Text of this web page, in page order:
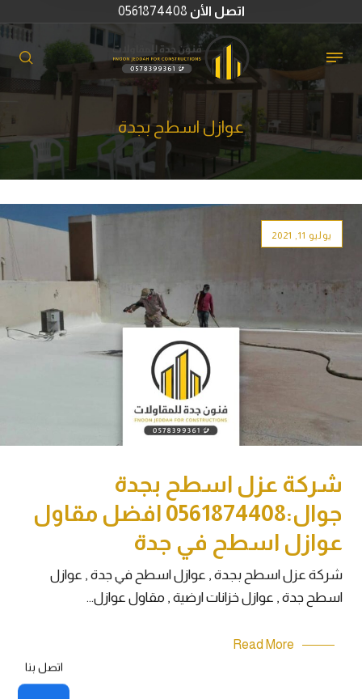
اتصل الأن
عوازل اسطح بجدة
يوليو 11, 2021
شركة عزل اسطح بجدة
جوال:0561874408 افضل مقاول
عوازل اسطح في جدة
شركة عزل اسطح بجدة , عوازل اسطح في جدة , عوازل
اسطح جدة , عوازل خزانات ارضية , مقاول عوازل…
Read More
اتصل بنا